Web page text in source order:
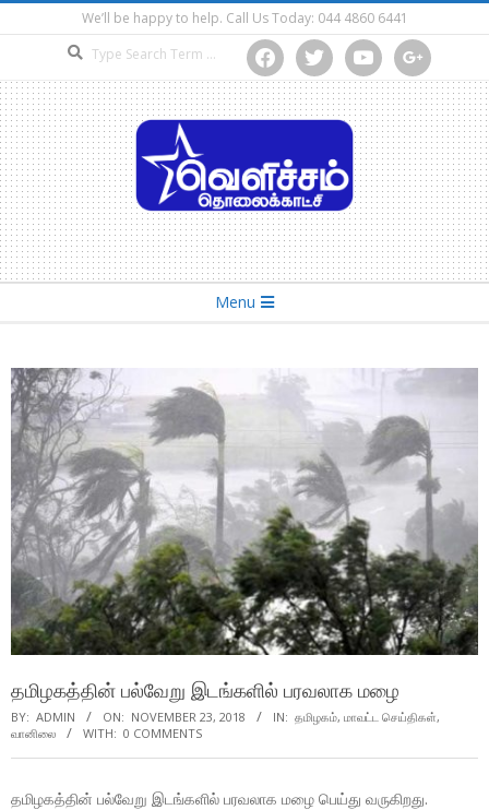
to
We’ll be happy to help. Call Us Today: 044 4860 6441
facebooktwitter youtube google
Menu
தமிழகத்தின் பல்வேறு இடங்களில் பரவலாக மழை
BY: ADMIN ON: NOVEMBER 23, 2018 IN: தமிழகம், மாவட்ட செய்திகள்,
வானிலை
WITH: 0 COMMENTS
தமிழகத்தின் பல்வேறு இடங்களில் பரவலாக மழை பெய்து வருகிறது.